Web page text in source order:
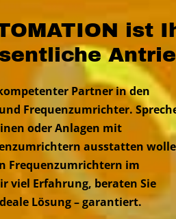
ist
Partner in den
Frequenzumrichter.
oder Anlagen mit
ausstatten
Frequenzumrichtern im
viel Erfahrung, beraten Sie
Lösung – garantiert.